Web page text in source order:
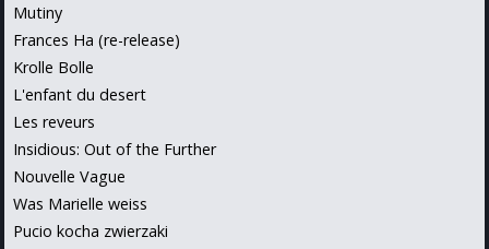
Mutiny
Frances Ha (re-release)
Krolle Bolle
L'enfant du desert
Les reveurs
Insidious: Out of the Further
Nouvelle Vague
Was Marielle weiss
Pucio kocha zwierzaki